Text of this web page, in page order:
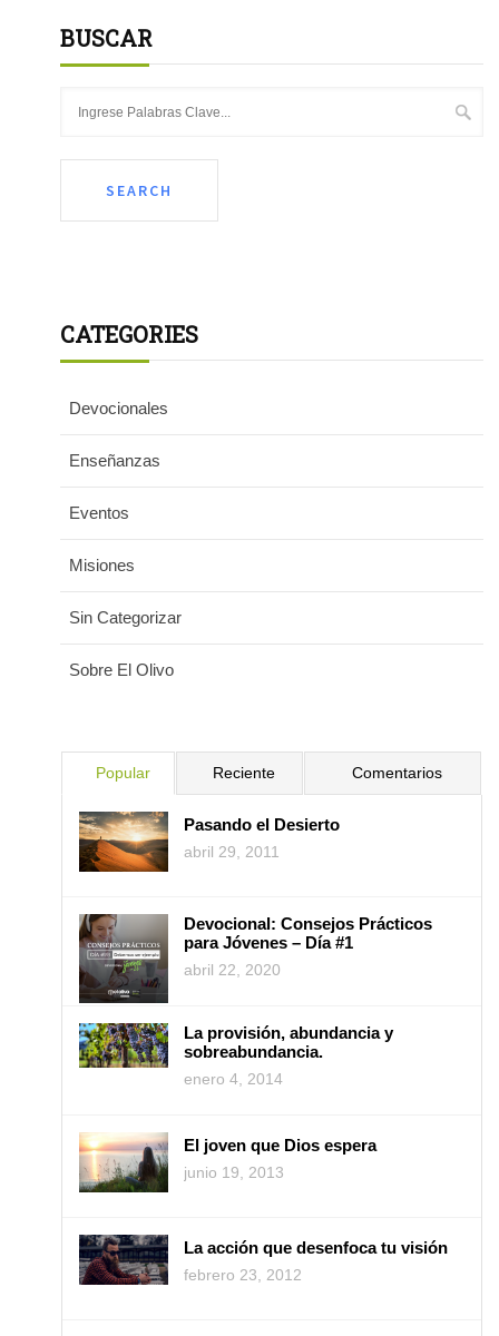
BUSCAR
CATEGORIES
Devocionales
Enseñanzas
Eventos
Misiones
Sin Categorizar
Sobre El Olivo
Popular Reciente Comentarios
Pasando el Desierto
abril 29, 2011
Devocional: Consejos Prácticos
para Jóvenes – Día #1
abril 22, 2020
La provisión, abundancia y
sobreabundancia.
enero 4, 2014
El joven que Dios espera
junio 19, 2013
La acción que desenfoca tu visión
febrero 23, 2012